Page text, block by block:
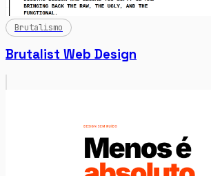
Brutalismo
Brutalist Web Design